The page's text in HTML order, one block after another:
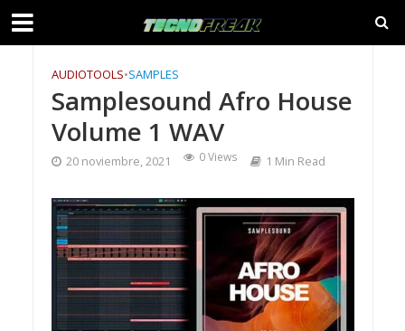
AUDIOTOOLS•SAMPLES
Samplesound Afro House
Volume 1 WAV
20 noviembre, 2021 0 Views 1 Min Read